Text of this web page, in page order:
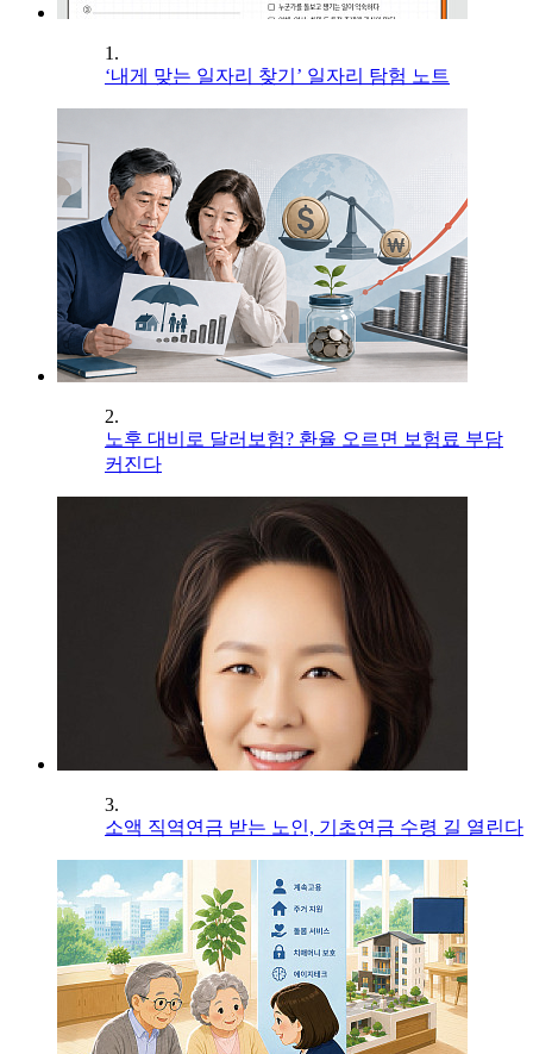
1.
‘내게 맞는 일자리 찾기’ 일자리 탐험 노트
2.
노후 대비로 달러보험? 환율 오르면 보험료 부담
커진다
3.
소액 직역연금 받는 노인, 기초연금 수령 길 열린다